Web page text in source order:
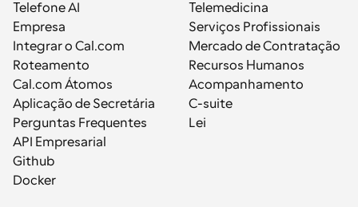
Telefone AI
Empresa
Integrar o Cal.com
Roteamento
Cal.com Átomos
Aplicação de Secretária
Perguntas Frequentes
API Empresarial
Github
Docker
Telemedicina
Serviços Profissionais
Mercado de Contratação
Recursos Humanos
Acompanhamento
C-suite
Lei